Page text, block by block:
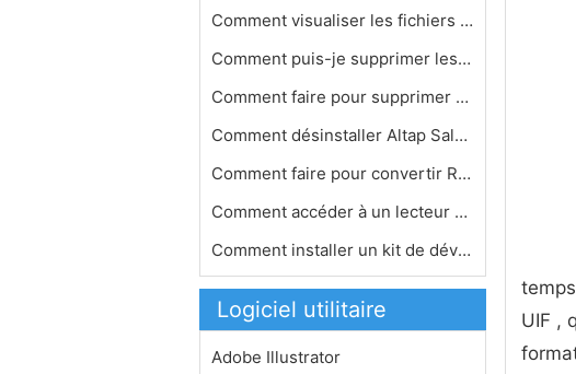
Comment visualiser les fichiers RAR …
Comment puis-je supprimer les progra…
Comment faire pour supprimer PC Clea…
Comment désinstaller Altap Salamand…
Comment faire pour convertir Real Pl…
Comment accéder à un lecteur USB A…
Comment installer un kit de dévelop…
Logiciel utilitaire
Adobe Illustrator
UIF ,